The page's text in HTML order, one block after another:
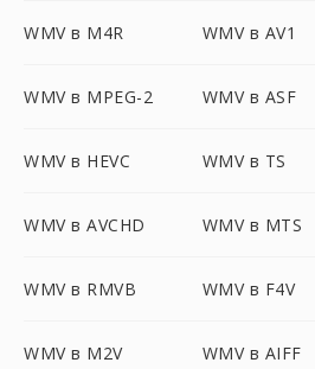
WMV в M4R WMV в AV1
WMV в MPEG-2 WMV в ASF
WMV в HEVC WMV в TS
WMV в AVCHD WMV в MTS
WMV в RMVB WMV в F4V
WMV в M2V WMV в AIFF